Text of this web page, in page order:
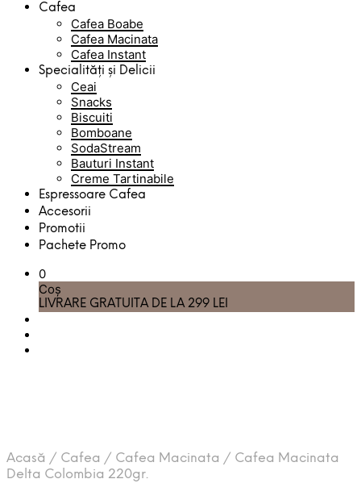
Cafea
Cafea Boabe
Cafea Macinata
Cafea Instant
Specialități și Delicii
Ceai
Snacks
Biscuiti
Bomboane
SodaStream
Bauturi Instant
Creme Tartinabile
Espressoare Cafea
Accesorii
Promotii
Pachete Promo
0
Coș
LIVRARE GRATUITA DE LA 299 LEI
Acasă / Cafea / Cafea Macinata / Cafea Macinata
Delta Colombia 220gr.